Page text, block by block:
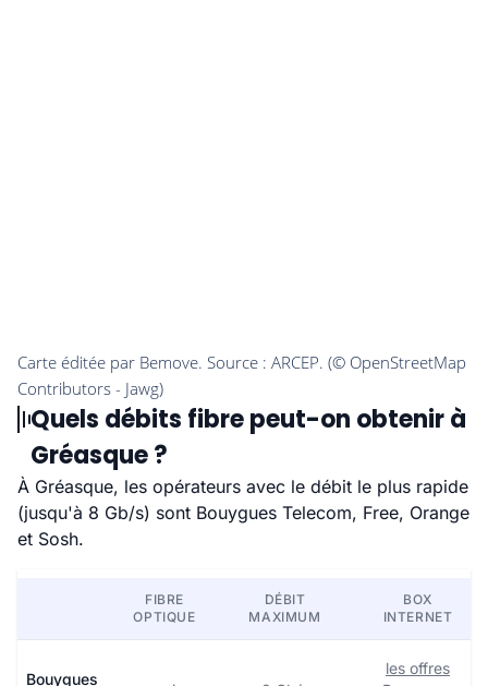
Quels débits fibre peut-on obtenir à
Gréasque ?
À Gréasque, les opérateurs avec le débit le plus rapide
(jusqu'à 8 Gb/s) sont Bouygues Telecom, Free, Orange
et Sosh.
FIBRE
OPTIQUE
DÉBIT
MAXIMUM
BOX
INTERNET
Bouygues
les offres